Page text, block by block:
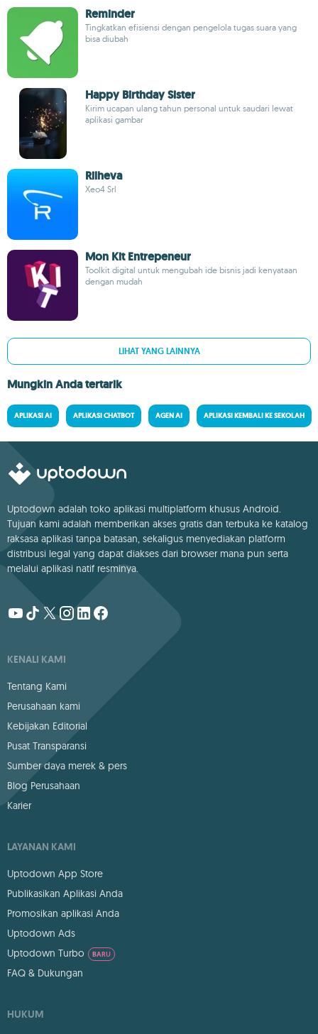
Reminder
Tingkatkan efisiensi dengan pengelola tugas suara yang
bisa diubah
Happy Birthday Sister
Kirim ucapan ulang tahun personal untuk saudari lewat
aplikasi gambar
Rilheva
Xeo4 Srl
Mon Kit Entrepeneur
Toolkit digital untuk mengubah ide bisnis jadi kenyataan
dengan mudah
LIHAT YANG LAINNYA
Mungkin Anda tertarik
APLIKASI AI APLIKASI CHATBOT AGEN AI APLIKASI KEMBALI KE SEKOLAH
Uptodown adalah toko aplikasi multiplatform khusus Android.
Tujuan kami adalah memberikan akses gratis dan terbuka ke katalog
raksasa aplikasi tanpa batasan, sekaligus menyediakan platform
distribusi legal yang dapat diakses dari browser mana pun serta
melalui aplikasi natif resminya.
KENALI KAMI
Tentang Kami
Perusahaan kami
Kebijakan Editorial
Pusat Transparansi
Sumber daya merek & pers
Blog Perusahaan
Karier
LAYANAN KAMI
Uptodown App Store
Publikasikan Aplikasi Anda
Promosikan aplikasi Anda
Uptodown Ads
Uptodown Turbo
BARU
FAQ & Dukungan
HUKUM